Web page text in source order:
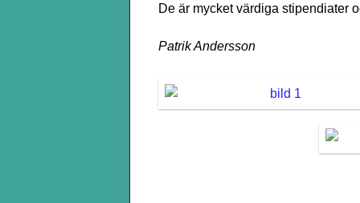
De är mycket värdiga stipendiater
Patrik Andersson